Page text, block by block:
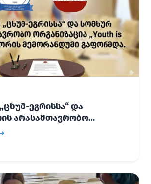
ეგრისსა“ და
არასამთავრობო
„Youth is Power“-ს